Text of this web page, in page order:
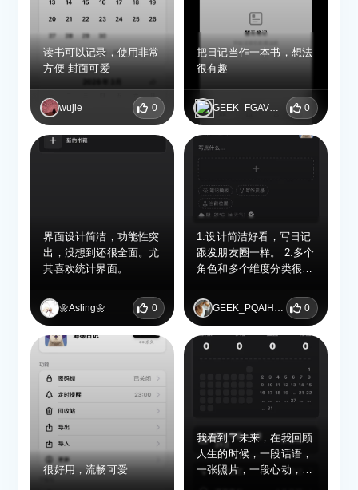
线，互不干扰又能温情联
动。书籍线很适合记录旅
行或恋爱，从第一天开始
累积，像写一本专属的故
事。数据全本地存储，没
有隐私顾虑，还支持照
片、实况、视频，导出
PDF画册的功能更是锦上
添花。强烈推荐给所有想
读书可以记录，使用非常
方便 封面可爱
wujie 0
把日记当作一本书，想法
很有趣
0
界面设计简洁，功能性突
出，没想到还很全面。尤
其喜欢统计界面。
🌼Asling🌼 0
1.设计简洁好看，写日记
跟发朋友圈一样。 2.多个
角色和多个维度分类很有
计也挺全面，应有尽有，
方便筛选查看。
GEEK_PQAIHHIC 0
很好用，流畅可爱
我看到了未来，在我回顾
人生的时候，一段话语，
一张照片，一段心动，会